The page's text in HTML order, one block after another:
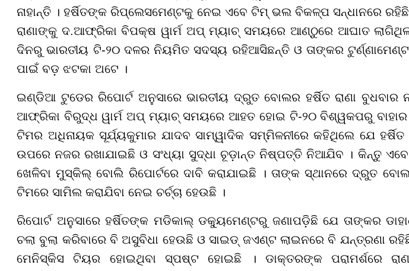
ନାହାନ୍ତି । ହର୍ଷିତଙ୍କ ରିପ୍ଲେସମେଣ୍ଟକୁ ନେଇ ଏବେ ଟିମ୍ ଭଲ ବିକଳ୍ପ ସନ୍ଧାନରେ
ରାଣାଙ୍କୁ ଦ.ଆଫ୍ରିକା ବିପକ୍ଷ ୱାର୍ମ ଅପ୍ ମ୍ୟାଚ୍ ସମୟରେ ଆଣ୍ଠୁରେ ଆଘାତ ଲାଗିଥିଲା
ଦିନରୁ ଭାରତୀୟ ଟି-୨୦ ଦଳର ନିୟମିତ ସଦସ୍ୟ ରହିଆସିଛନ୍ତି ଓ ତାଙ୍କର
ପାଇଁ ବଡ଼ ଝଟକା ଅଟେ ।
ଇଣ୍ଡିଆ ଟୁଡେର ରିପୋର୍ଟ ଅନୁସାରେ ଭାରତୀୟ ଦ୍ରୁତ ବୋଲର ହର୍ଷିତ ରାଣା ବୁଧବାର
ଆଫ୍ରିକା ବିରୁଦ୍ଧ ୱାର୍ମ ଅପ୍ ମ୍ୟାଚ୍ ସମୟରେ ଆହତ ହୋଇ ଟି-୨୦ ବିଶ୍ୱକପରୁ ବାହାର
ଟିମର ଅଧିନାୟକ ସୂର୍ଯ୍ୟକୁମାର ଯାଦବ ସାମ୍ୱାଦିକ ସମ୍ମିଳନୀରେ କହିଥିଲେ ଯେ
ଉପରେ ନଜର ରଖାଯାଇଛି ଓ ସଂଧ୍ୟା ସୁଦ୍ଧା ଚୂଡ଼ାନ୍ତ ନିଷ୍ପତ୍ତି ନିଆଯିବ । କିନ୍ତୁ ଏବେ
ଖେଳିବା ମୁସ୍କିଲ୍ ବୋଲି ରିପୋର୍ଟରେ ଦାବି କରାଯାଇଛି । ତାଙ୍କ ସ୍ଥାନରେ ଦ୍ରୁତ
ଟିମରେ ସାମିଲ କରାଯିବା ନେଇ ଚର୍ଚ୍ଚା ହେଉଛି ।
ରିପୋର୍ଟ ଅନୁସାରେ ହର୍ଷିତଙ୍କ ମଡିକାଲ୍ ଡକ୍ୟୁମେଣ୍ଟରୁ ଜଣାପଡ଼ିଛି ଯେ ତାଙ୍କର
ଚଲା ବୁଲା କରିବାରେ ବି ଅସୁବିଧା ହେଉଛି ଓ ସାଇଡ୍ ଜଏଣ୍ଟ ଲାଇନରେ ବି ଯନ୍ତ୍ରଣା
ମେନିସ୍କିସ ଟିୟର ହୋଇଥିବା ସ୍ପଷ୍ଟ ହୋଇଛି । ଡାକ୍ତରଙ୍କ ପରାମର୍ଶରେ